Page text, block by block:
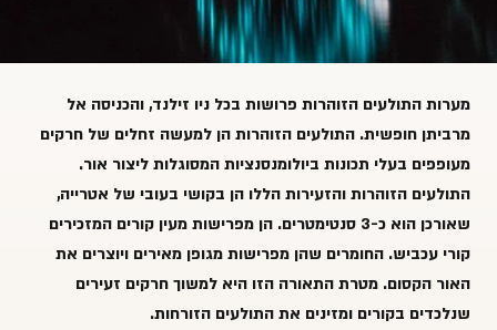
מערות התולעים הזוהרות פרושות בכל ניו זילנד, והכניסה אל
מרביתן חופשית. התולעים הזוהרות הן למעשה זחלים של חרקים
מעופפים בעלי תכונות ביולומנסנציות המסוגלות ליצור אור.
התולעים הזוהרות והזעירות הללו הן בקושי בעובי של אטרייה,
שאורכן הוא כ-3 סנטימטרים. הן מפרישות מעין קורים המזכירים
קורי עכביש. החומרים שהן מפרישות מגופן מאירים ויוצרים את
האור הקסום. מטרת התאורה הזו היא למשוך חרקים זעירים
שנלכדים בקורים ומזינים את התולעים הזורחות.